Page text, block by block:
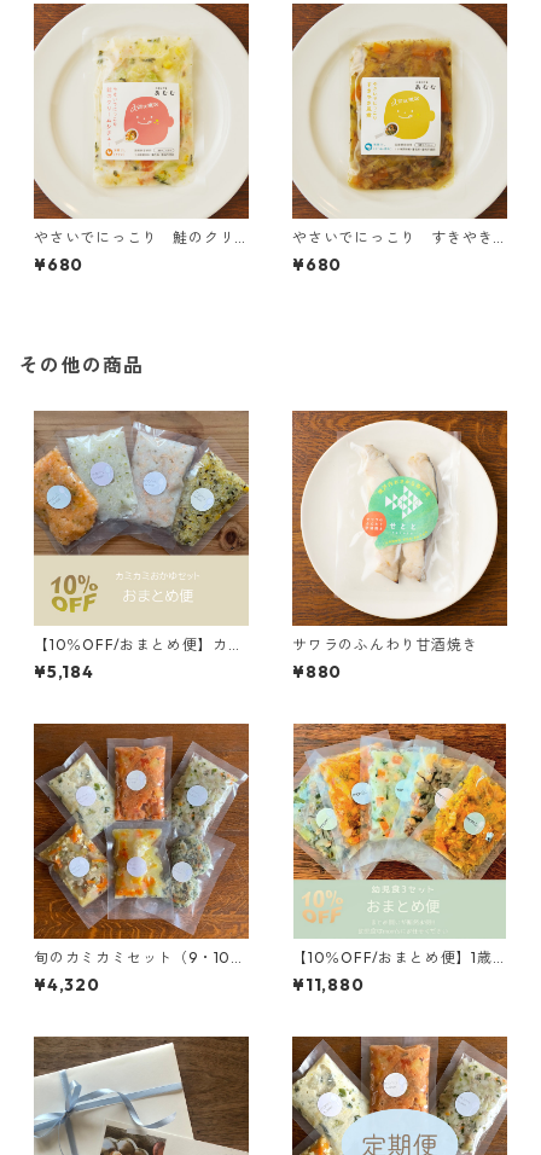
やさいでにっこり 鮭のクリ
ームシチュー
¥680
やさいでにっこり すきやき
風煮
¥680
その他の商品
【10％OFF/おまとめ便】カミ
カミおかゆセット（9・10・11
か月頃）2セット
¥5,184
サワラのふんわり甘酒焼き
¥880
旬のカミカミセット（9・10・
11か月頃）
¥4,320
【10％OFF/おまとめ便】1歳
半からの幼児食3セット＊1回
のご注文につき1点までとさせ
¥11,880